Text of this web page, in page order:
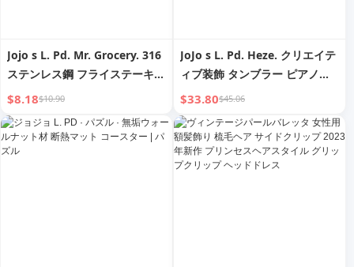
Jojo s L. Pd. Mr. Grocery. 316
ステンレス鋼 フライステーキ専
用フードクリップ | Piano
Sound
$8.18$10.90
JoJo s L. Pd. Heze. クリエイテ
ィブ装飾 タンブラー ピアノを
弾く猫 ミュージックボックス |
Heze
$33.80$45.06